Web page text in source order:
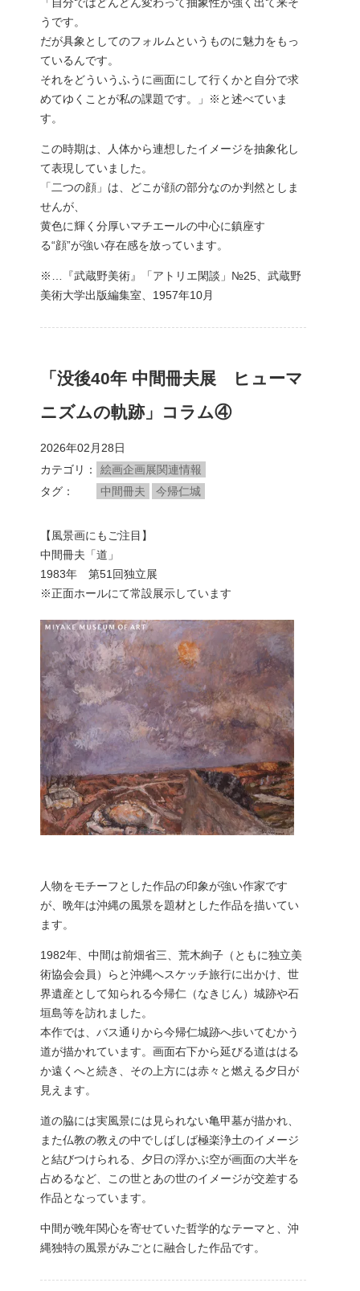
「自分ではどんどん変わって抽象性が強く出て来そ
うです。
だが具象としてのフォルムというものに魅力をもっ
ているんです。
それをどういうふうに画面にして行くかと自分で求
めてゆくことが私の課題です。」※と述べていま
す。
この時期は、人体から連想したイメージを抽象化し
て表現していました。
「二つの顔」は、どこが顔の部分なのか判然としま
せんが、
黄色に輝く分厚いマチエールの中心に鎮座す
る“顔”が強い存在感を放っています。
※…『武蔵野美術』「アトリエ閑談」№25、武蔵野
美術大学出版編集室、1957年10月
「没後40年 中間冊夫展 ヒューマ
ニズムの軌跡」コラム④
2026年02月28日
カテゴリ
絵画企画展関連情報
タグ
中間冊夫 今帰仁城
【風景画にもご注目】
中間冊夫「道」
1983年 第51回独立展
※正面ホールにて常設展示しています
人物をモチーフとした作品の印象が強い作家です
が、晩年は沖縄の風景を題材とした作品を描いてい
ます。
1982年、中間は前畑省三、荒木絢子（ともに独立美
術協会会員）らと沖縄へスケッチ旅行に出かけ、世
界遺産として知られる今帰仁（なきじん）城跡や石
垣島等を訪れました。
本作では、バス通りから今帰仁城跡へ歩いてむかう
道が描かれています。画面右下から延びる道ははる
か遠くへと続き、その上方には赤々と燃える夕日が
見えます。
道の脇には実風景には見られない亀甲墓が描かれ、
また仏教の教えの中でしばしば極楽浄土のイメージ
と結びつけられる、夕日の浮かぶ空が画面の大半を
占めるなど、この世とあの世のイメージが交差する
作品となっています。
中間が晩年関心を寄せていた哲学的なテーマと、沖
縄独特の風景がみごとに融合した作品です。